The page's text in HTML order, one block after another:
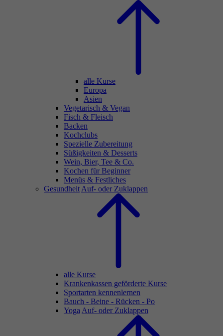
alle Kurse
Europa
Asien
Vegetarisch & Vegan
Fisch & Fleisch
Backen
Kochclubs
Spezielle Zubereitung
Süßigkeiten & Desserts
Wein, Bier, Tee & Co.
Kochen für Beginner
Menüs & Festliches
Gesundheit Auf- oder Zuklappen
alle Kurse
Krankenkassen geförderte Kurse
Sportarten kennenlernen
Bauch - Beine - Rücken - Po
Yoga Auf- oder Zuklappen